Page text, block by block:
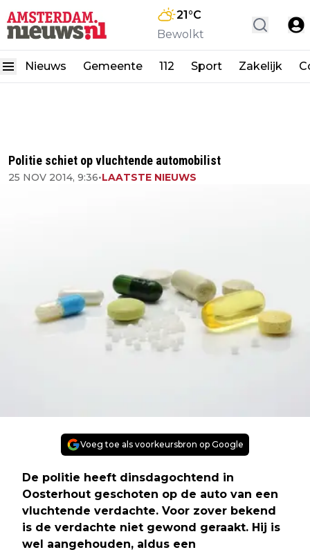
21°C
Bewolkt
Nieuws Gemeente 112 Sport Zakelijk
Politie schiet op vluchtende automobilist
25 NOV 2014, 9:36•LAATSTE NIEUWS
Voeg toe als voorkeursbron op Google
De politie heeft dinsdagochtend in
Oosterhout geschoten op de auto van een
vluchtende verdachte. Voor zover bekend
is de verdachte niet gewond geraakt. Hij is
wel aangehouden, aldus een